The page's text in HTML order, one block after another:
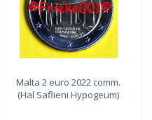
Malta 2 euro 2022 comm.
(Hal Saflieni Hypogeum)